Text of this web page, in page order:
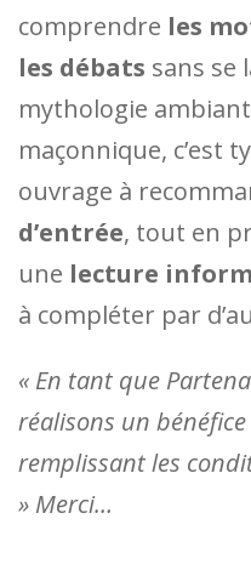
comprendre les
les débats sans se
mythologie
maçonnique, c’est
ouvrage à
d’entrée, tout en
une lecture
à compléter par
« En tant que
réalisons un
remplissant les
» Merci…